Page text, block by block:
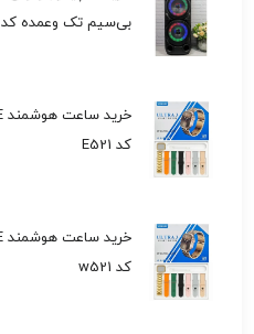
بی‌سیم تک وعمده کد H201
کد E521
کد w521